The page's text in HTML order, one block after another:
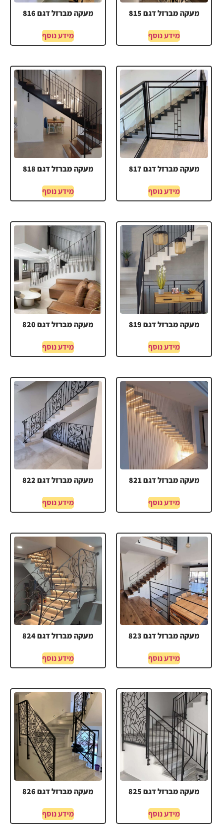
מעקה מברזל דגם 815
מידע נוסף
מעקה מברזל דגם 816
מידע נוסף
מעקה מברזל דגם 817
מידע נוסף
מעקה מברזל דגם 818
מידע נוסף
מעקה מברזל דגם 819
מידע נוסף
מעקה מברזל דגם 820
מידע נוסף
מעקה מברזל דגם 821
מידע נוסף
מעקה מברזל דגם 822
מידע נוסף
מעקה מברזל דגם 823
מידע נוסף
מעקה מברזל דגם 824
מידע נוסף
מעקה מברזל דגם 825
מידע נוסף
מעקה מברזל דגם 826
מידע נוסף